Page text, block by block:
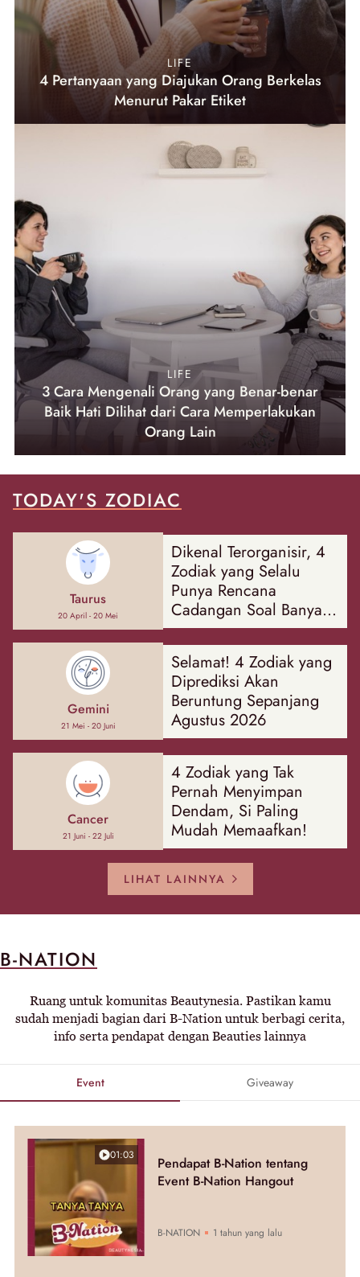
LIFE
4 Pertanyaan yang Diajukan Orang Berkelas
Menurut Pakar Etiket
LIFE
3 Cara Mengenali Orang yang Benar-benar
Baik Hati Dilihat dari Cara Memperlakukan
Orang Lain
TODAY'S ZODIAC
Taurus
20 April - 20 Mei
Dikenal Terorganisir, 4
Zodiak yang Selalu
Punya Rencana
Cadangan Soal Banyak
Hal
Gemini
21 Mei - 20 Juni
Selamat! 4 Zodiak yang
Diprediksi Akan
Beruntung Sepanjang
Agustus 2026
Cancer
21 Juni - 22 Juli
4 Zodiak yang Tak
Pernah Menyimpan
Dendam, Si Paling
Mudah Memaafkan!
LIHAT LAINNYA
B-NATION
Ruang untuk komunitas Beautynesia. Pastikan kamu
sudah menjadi bagian dari B-Nation untuk berbagi cerita,
info serta pendapat dengan Beauties lainnya
Event Giveaway
01:03
Pendapat B-Nation tentang
Event B-Nation Hangout
B-NATION 1 tahun yang lalu